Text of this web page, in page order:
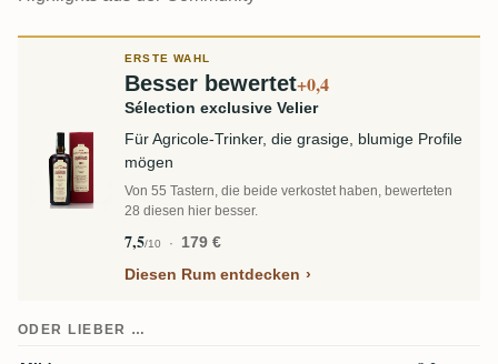
ERSTE WAHL
Besser bewertet+0,4
Sélection exclusive Velier
Für Agricole-Trinker, die grasige, blumige Profile
mögen
Von 55 Tastern, die beide verkostet haben, bewerteten
28 diesen hier besser.
7,5/10
179 €
Diesen Rum entdecken
ODER LIEBER …